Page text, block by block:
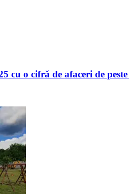
cu o cifră de afaceri de